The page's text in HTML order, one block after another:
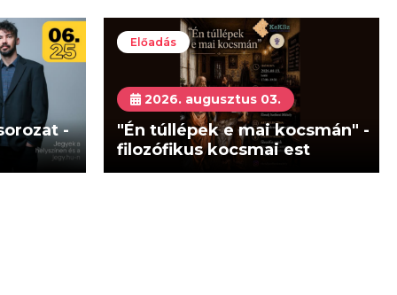
-
Előadás
2026. augusztus 03.
"Én túllépek e mai kocsmán" -
filozófikus kocsmai est